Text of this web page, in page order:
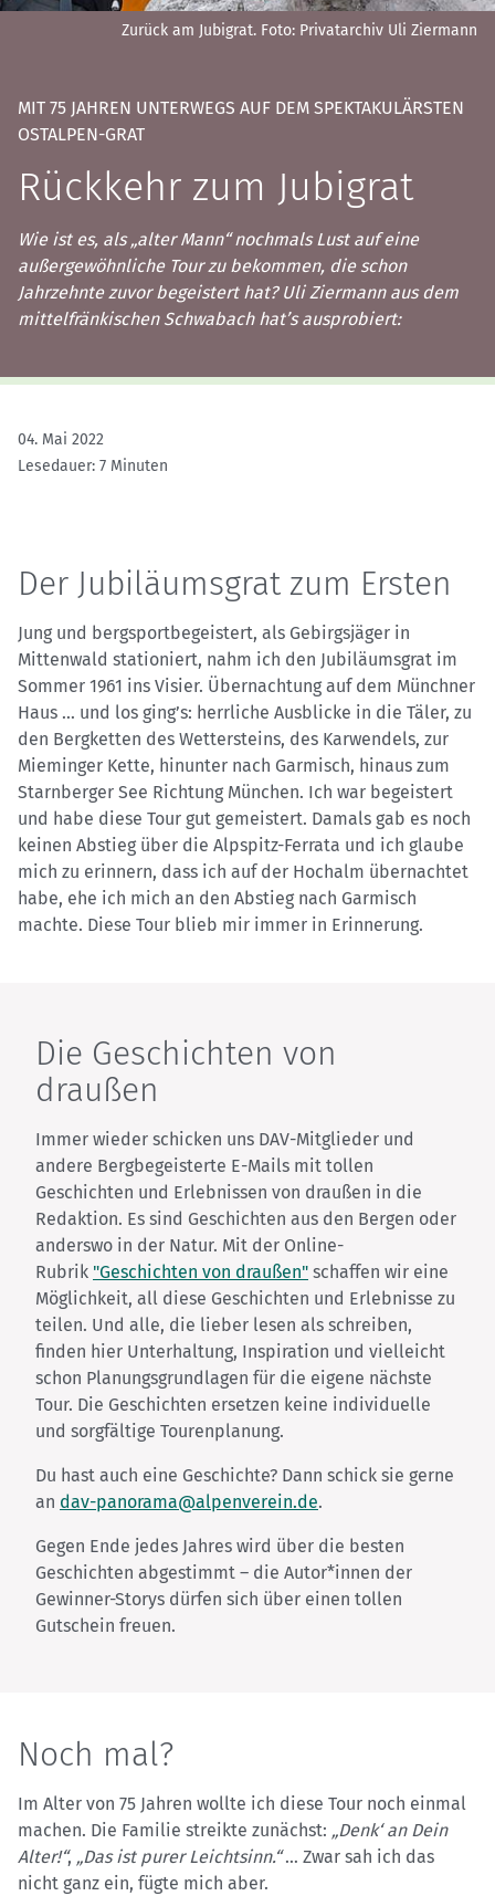
Zurück am Jubigrat. Foto: Privatarchiv Uli Ziermann
MIT 75 JAHREN UNTERWEGS AUF DEM SPEKTAKULÄRSTEN
OSTALPEN-GRAT
Rückkehr zum Jubigrat
Wie ist es, als „alter Mann“ nochmals Lust auf eine
außergewöhnliche Tour zu bekommen, die schon
Jahrzehnte zuvor begeistert hat? Uli Ziermann aus dem
mittelfränkischen Schwabach hat’s ausprobiert:
04. Mai 2022
Lesedauer: 7 Minuten
Der Jubiläumsgrat zum Ersten
Jung und bergsportbegeistert, als Gebirgsjäger in
Mittenwald stationiert, nahm ich den Jubiläumsgrat im
Sommer 1961 ins Visier. Übernachtung auf dem Münchner
Haus … und los ging’s: herrliche Ausblicke in die Täler, zu
den Bergketten des Wettersteins, des Karwendels, zur
Mieminger Kette, hinunter nach Garmisch, hinaus zum
Starnberger See Richtung München. Ich war begeistert
und habe diese Tour gut gemeistert. Damals gab es noch
keinen Abstieg über die Alpspitz-Ferrata und ich glaube
mich zu erinnern, dass ich auf der Hochalm übernachtet
habe, ehe ich mich an den Abstieg nach Garmisch
machte. Diese Tour blieb mir immer in Erinnerung.
Die Geschichten von
draußen
Immer wieder schicken uns DAV-Mitglieder und
andere Bergbegeisterte E-Mails mit tollen
Geschichten und Erlebnissen von draußen in die
Redaktion. Es sind Geschichten aus den Bergen oder
anderswo in der Natur. Mit der Online-
Rubrik "Geschichten von draußen" schaffen wir eine
Möglichkeit, all diese Geschichten und Erlebnisse zu
teilen. Und alle, die lieber lesen als schreiben,
finden hier Unterhaltung, Inspiration und vielleicht
schon Planungsgrundlagen für die eigene nächste
Tour. Die Geschichten ersetzen keine individuelle
und sorgfältige Tourenplanung.
Du hast auch eine Geschichte? Dann schick sie gerne
an dav-panorama@alpenverein.de.
Gegen Ende jedes Jahres wird über die besten
Geschichten abgestimmt – die Autor*innen der
Gewinner-Storys dürfen sich über einen tollen
Gutschein freuen.
Noch mal?
Im Alter von 75 Jahren wollte ich diese Tour noch einmal
machen. Die Familie streikte zunächst: „Denk‘ an Dein
Alter!“, „Das ist purer Leichtsinn.“… Zwar sah ich das
nicht ganz ein, fügte mich aber.